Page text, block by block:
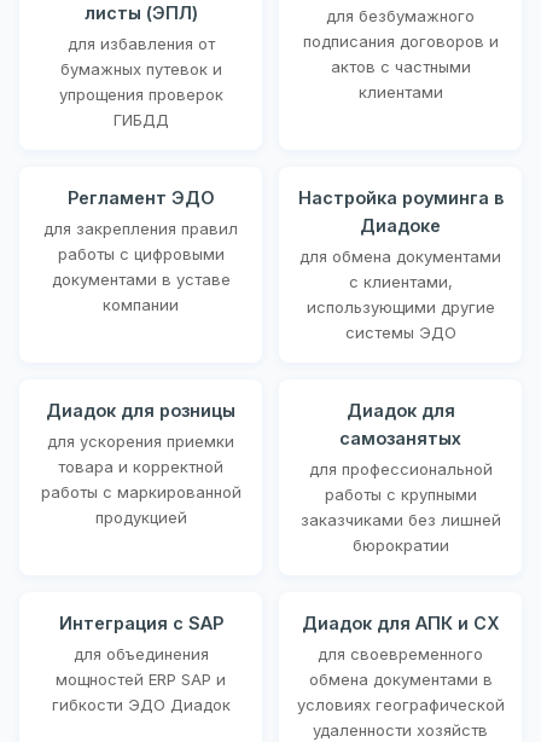
листы (ЭПЛ)
для избавления от
бумажных путевок и
упрощения проверок
ГИБДД
для безбумажного
подписания договоров и
актов с частными
клиентами
Регламент ЭДО
для закрепления правил
работы с цифровыми
документами в уставе
компании
Настройка роуминга в
Диадоке
для обмена документами
с клиентами,
использующими другие
системы ЭДО
Диадок для розницы
для ускорения приемки
товара и корректной
работы с маркированной
продукцией
Диадок для
самозанятых
для профессиональной
работы с крупными
заказчиками без лишней
бюрократии
Интеграция с SAP
для объединения
мощностей ERP SAP и
гибкости ЭДО Диадок
Диадок для АПК и СХ
для своевременного
обмена документами в
условиях географической
удаленности хозяйств